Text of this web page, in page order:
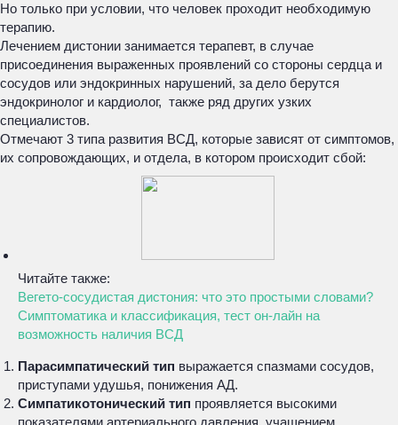
Но только при условии, что человек проходит необходимую
терапию.
Лечением дистонии занимается терапевт, в случае
присоединения выраженных проявлений со стороны сердца и
сосудов или эндокринных нарушений, за дело берутся
эндокринолог и кардиолог, также ряд других узких
специалистов.
Отмечают 3 типа развития ВСД, которые зависят от симптомов,
их сопровождающих, и отдела, в котором происходит сбой:
Читайте также:
Вегето-сосудистая дистония: что это простыми словами?
Симптоматика и классификация, тест он-лайн на
возможность наличия ВСД
Парасимпатический тип выражается спазмами сосудов,
приступами удушья, понижения АД.
Симпатикотонический тип проявляется высокими
показателями артериального давления, учащением